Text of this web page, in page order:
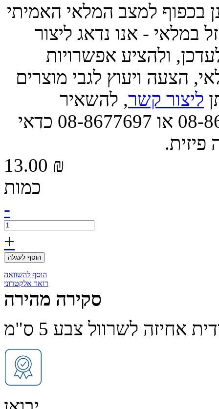
בכפוף למצב המלאי האמיתי
במלאי - אנו נדאג ליצור
ולהציע אפשרויות
הצעה ויעוץ לגבי מוצרים
ליצור קשר, להשאיר
הודעה, או לפנות אלינו בטל' 08-8677663 או 08-8677697 כדאי
פיזית.
13.00 ₪
כמות
-
+
הוסף לעגלה
הוסף להשוואה
דואר אלקטרוני
סקירה מהירה
אחיזה לשרוול צבע 5 ס"מ